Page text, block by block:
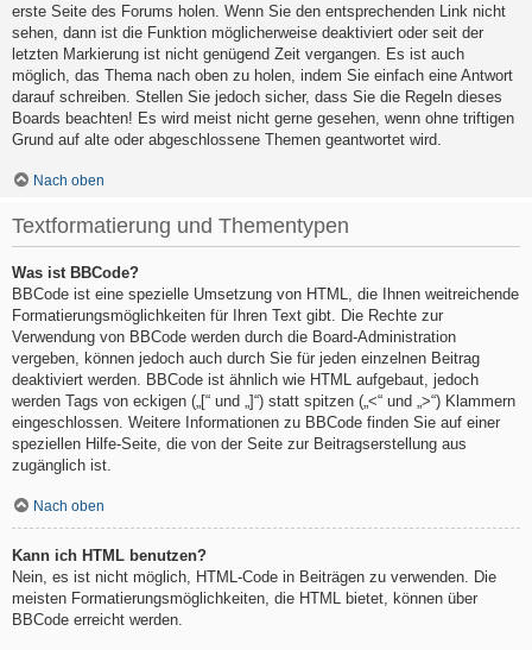
erste Seite des Forums holen. Wenn Sie den entsprechenden Link nicht
sehen, dann ist die Funktion möglicherweise deaktiviert oder seit der
letzten Markierung ist nicht genügend Zeit vergangen. Es ist auch
möglich, das Thema nach oben zu holen, indem Sie einfach eine Antwort
darauf schreiben. Stellen Sie jedoch sicher, dass Sie die Regeln dieses
Boards beachten! Es wird meist nicht gerne gesehen, wenn ohne triftigen
Grund auf alte oder abgeschlossene Themen geantwortet wird.
Nach oben
Textformatierung und Thementypen
Was ist BBCode?
BBCode ist eine spezielle Umsetzung von HTML, die Ihnen weitreichende
Formatierungsmöglichkeiten für Ihren Text gibt. Die Rechte zur
Verwendung von BBCode werden durch die Board-Administration
vergeben, können jedoch auch durch Sie für jeden einzelnen Beitrag
deaktiviert werden. BBCode ist ähnlich wie HTML aufgebaut, jedoch
werden Tags von eckigen („[“ und „]“) statt spitzen („<“ und „>“) Klammern
eingeschlossen. Weitere Informationen zu BBCode finden Sie auf einer
speziellen Hilfe-Seite, die von der Seite zur Beitragserstellung aus
zugänglich ist.
Nach oben
Kann ich HTML benutzen?
Nein, es ist nicht möglich, HTML-Code in Beiträgen zu verwenden. Die
meisten Formatierungsmöglichkeiten, die HTML bietet, können über
BBCode erreicht werden.